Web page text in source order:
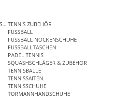
TENNIS ZUBEHÖR
FUSSBALL
FUSSBALL NOCKENSCHUHE
FUSSBALLTASCHEN
PADEL TENNIS
SQUASHSCHLÄGER & ZUBEHÖR
TENNISBÄLLE
TENNISSAITEN
TENNISSCHUHE
TORMANNHANDSCHUHE